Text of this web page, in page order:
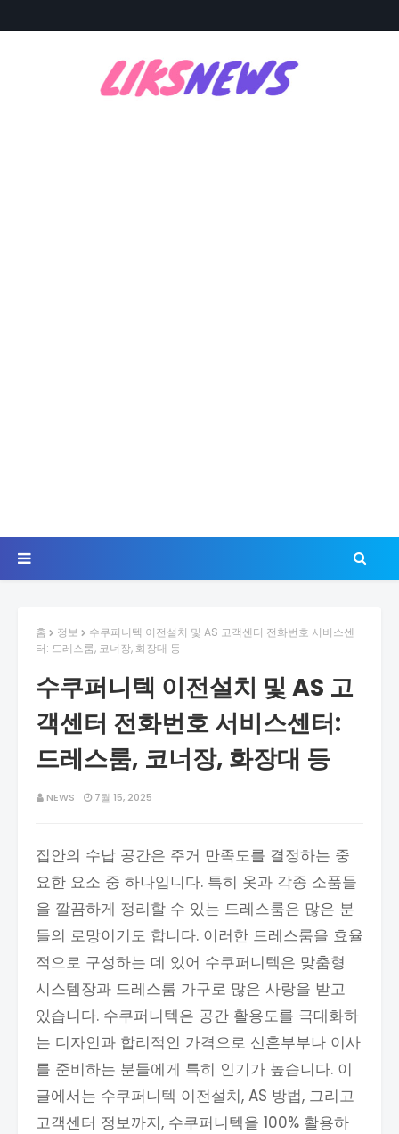
홈 정보
수쿠퍼니텍 이전설치 및 AS 고객센터 전화번호 서비스센
터: 드레스룸, 코너장, 화장대 등
수쿠퍼니텍 이전설치 및 AS 고
객센터 전화번호 서비스센터:
드레스룸, 코너장, 화장대 등
NEWS 7월 15, 2025
집안의 수납 공간은 주거 만족도를 결정하는 중
요한 요소 중 하나입니다. 특히 옷과 각종 소품들
을 깔끔하게 정리할 수 있는 드레스룸은 많은 분
들의 로망이기도 합니다. 이러한 드레스룸을 효율
적으로 구성하는 데 있어 수쿠퍼니텍은 맞춤형
시스템장과 드레스룸 가구로 많은 사랑을 받고
있습니다. 수쿠퍼니텍은 공간 활용도를 극대화하
는 디자인과 합리적인 가격으로 신혼부부나 이사
를 준비하는 분들에게 특히 인기가 높습니다. 이
글에서는 수쿠퍼니텍 이전설치, AS 방법, 그리고
고객센터 정보까지, 수쿠퍼니텍을 100% 활용하